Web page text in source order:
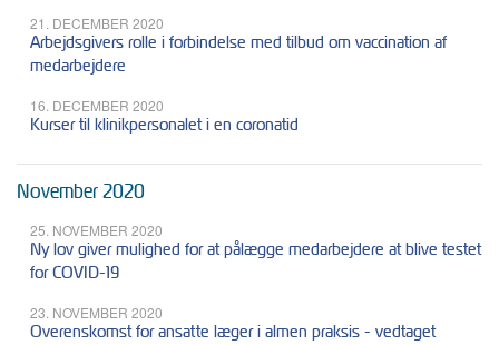
21. DECEMBER 2020
Arbejdsgivers rolle i forbindelse med tilbud om vaccination af
medarbejdere
16. DECEMBER 2020
Kurser til klinikpersonalet i en coronatid
November 2020
25. NOVEMBER 2020
Ny lov giver mulighed for at pålægge medarbejdere at blive testet
for COVID-19
23. NOVEMBER 2020
Overenskomst for ansatte læger i almen praksis - vedtaget